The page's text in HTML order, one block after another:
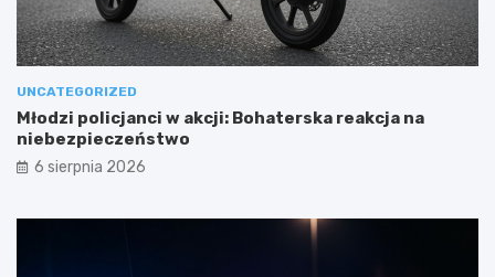
UNCATEGORIZED
Młodzi policjanci w akcji: Bohaterska reakcja na
niebezpieczeństwo
6 sierpnia 2026